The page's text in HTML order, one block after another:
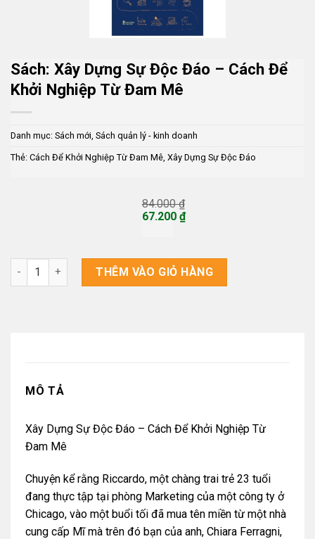
Sách: Xây Dựng Sự Độc Đáo – Cách Để
Khởi Nghiệp Từ Đam Mê
Danh mục: Sách mới, Sách quản lý - kinh doanh
Thẻ: Cách Để Khởi Nghiệp Từ Đam Mê, Xây Dựng Sự Độc Đáo
84.000₫
Giá
67.200 ₫
là:
67.200 ₫.
Sách: Xây Dựng Sự Độc Đáo – Cách Để Khởi Nghiệp Từ Đam
THÊM VÀO GIỎ HÀNG
MÔ TẢ
Xây Dựng Sự Độc Đáo – Cách Để Khởi Nghiệp Từ
Đam Mê
Chuyện kể rằng Riccardo, một chàng trai trẻ 23 tuổi
đang thực tập tại phòng Marketing của một công ty ở
Chicago, vào một buổi tối đã mua tên miền từ một nhà
cung cấp Mĩ mà trên đó bạn của anh, Chiara Ferragni,